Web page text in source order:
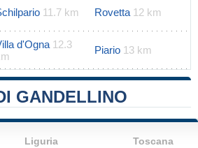
11.7 km Rovetta 12 km
d'Ogna 12.3
Piario 13 km
GANDELLINO
Liguria
Toscana